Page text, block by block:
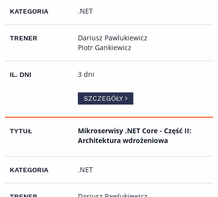
.NET
Dariusz Pawlukiewicz
Piotr Gankiewicz
3 dni
SZCZEGÓŁY
Mikroserwisy .NET Core - Część II:
Architektura wdrożeniowa
.NET